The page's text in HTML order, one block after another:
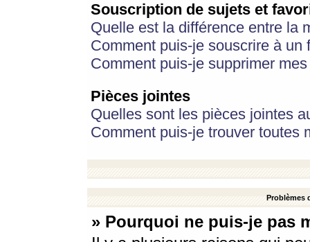
Souscription de sujets et
Quelle est la différence entre la
Comment puis-je souscrire à
Comment puis-je supprimer
Pièces jointes
Quelles sont les pièces jointes
Comment puis-je trouver toutes
Problèmes
» Pourquoi ne puis-je pas